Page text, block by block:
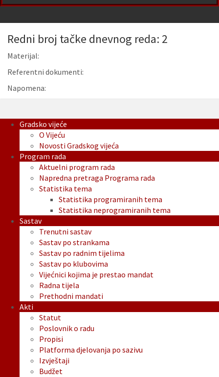
Redni broj tačke dnevnog reda: 2
Materijal:
Referentni dokumenti:
Napomena:
Gradsko vijeće
O Vijeću
Novosti Gradskog vijeća
Program rada
Aktuelni program rada
Napredna pretraga Programa rada
Statistika tema
Statistika programiranih tema
Statistika neprogramiranih tema
Sastav
Trenutni sastav
Sastav po strankama
Sastav po radnim tijelima
Sastav po klubovima
Vijećnici kojima je prestao mandat
Radna tijela
Prethodni mandati
Akti
Statut
Poslovnik o radu
Propisi
Platforma djelovanja po sazivu
Izvještaji
Budžet